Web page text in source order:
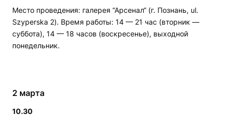
Место проведения: галерея “Арсенал“ (г. Познань, ul.
Szyperska 2). Время работы: 14 — 21 час (вторник —
суббота), 14 — 18 часов (воскресенье), выходной
понедельник.
2 марта
10.30